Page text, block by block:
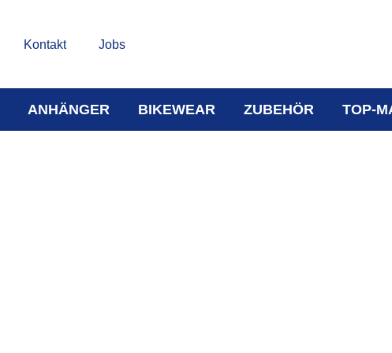
Kontakt Jobs
ANHÄNGER BIKEWEAR ZUBEHÖR TOP-